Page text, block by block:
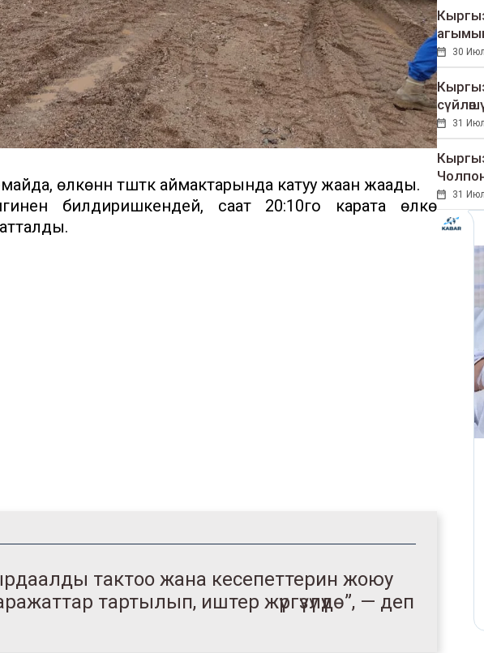
майда, өлкөнүн түштүк аймактарында катуу жаан жаады.
билдиришкендей, саат 20:10го карата өлкө
тактоо жана кесепеттерин жоюу
тартылып, иштер жүргүзүлүүдө”, — деп
30
31
31